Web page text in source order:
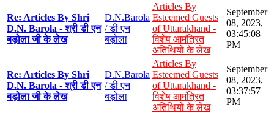
Re: Articles By Shri
D.N. Barola - श्री डी एन
बड़ोला जी के लेख
D.N.Barola
/ डी एन
बड़ोला
Articles By
Esteemed Guests
of Uttarakhand -
विशेष आमंत्रित
अतिथियों के लेख
September
08, 2023,
03:45:08
PM
Re: Articles By Shri
D.N. Barola - श्री डी एन
बड़ोला जी के लेख
D.N.Barola
/ डी एन
बड़ोला
Articles By
Esteemed Guests
of Uttarakhand -
विशेष आमंत्रित
अतिथियों के लेख
September
08, 2023,
03:37:57
PM